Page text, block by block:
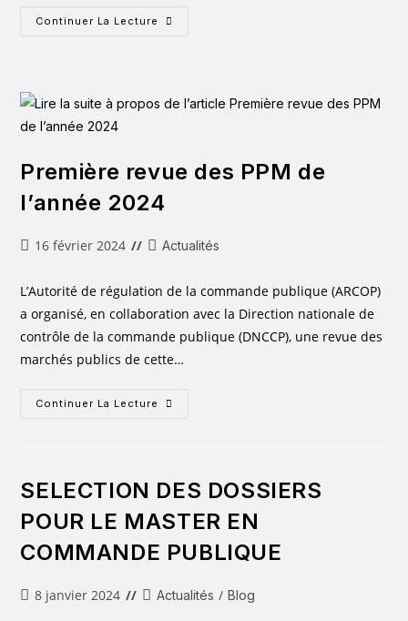
Continuer La Lecture
Première revue des PPM de
l’année 2024
16 février 2024 Actualités
L’Autorité de régulation de la commande publique (ARCOP)
a organisé, en collaboration avec la Direction nationale de
contrôle de la commande publique (DNCCP), une revue des
marchés publics de cette…
Continuer La Lecture
SELECTION DES DOSSIERS
POUR LE MASTER EN
COMMANDE PUBLIQUE
8 janvier 2024 Actualités / Blog